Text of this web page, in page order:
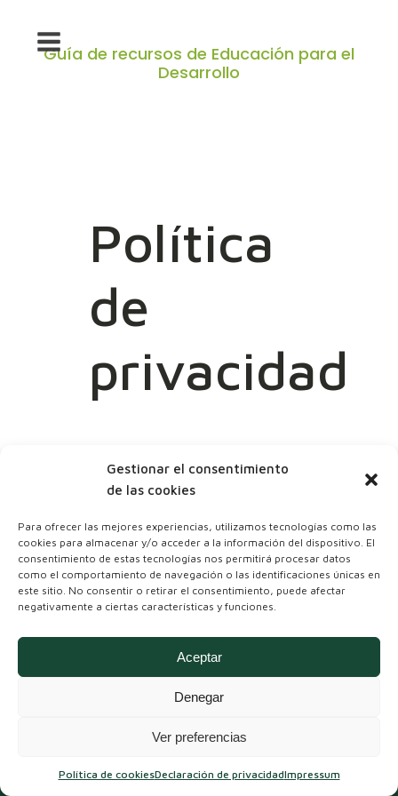
Gestionar el consentimiento
de las cookies
Para ofrecer las mejores experiencias, utilizamos tecnologías como las
cookies para almacenar y/o acceder a la información del dispositivo. El
consentimiento de estas tecnologías nos permitirá procesar datos
como el comportamiento de navegación o las identificaciones únicas en
este sitio. No consentir o retirar el consentimiento, puede afectar
negativamente a ciertas características y funciones.
Aceptar
Denegar
Ver preferencias
Política de cookiesDeclaración de privacidadImpressum
Guía de recursos de Educación para el
Desarrollo
Política
de
privacidad
Coordinadora Andaluza de Organizaciones